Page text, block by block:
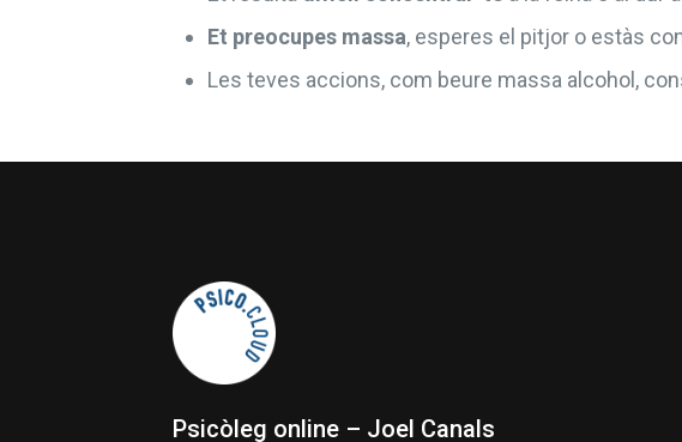
Et preocupes massa, esperes el pitjor o estàs
Les teves accions, com beure massa alcohol,
Psicòleg online – Joel Canals